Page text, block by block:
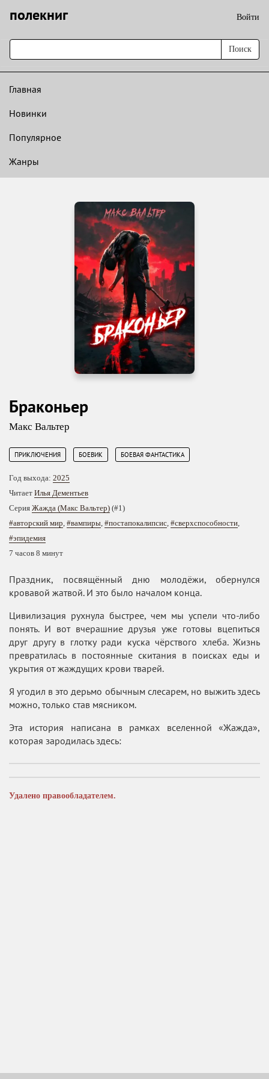
полекниг Войти
Поиск
Главная
Новинки
Популярное
Жанры
Браконьер
Макс Вальтер
ПРИКЛЮЧЕНИЯ БОЕВИК БОЕВАЯ ФАНТАСТИКА
Год выхода: 2025
Читает Илья Дементьев
Серия Жажда (Макс Вальтер) (#1)
#авторский мир, #вампиры, #постапокалипсис, #сверхспособности,
#эпидемия
7 часов 8 минут
Праздник, посвящённый дню молодёжи, обернулся
кровавой жатвой. И это было началом конца.
Цивилизация рухнула быстрее, чем мы успели что-либо
понять. И вот вчерашние друзья уже готовы вцепиться
друг другу в глотку ради куска чёрствого хлеба. Жизнь
превратилась в постоянные скитания в поисках еды и
укрытия от жаждущих крови тварей.
Я угодил в это дерьмо обычным слесарем, но выжить здесь
можно, только став мясником.
Эта история написана в рамках вселенной «Жажда»,
которая зародилась здесь:
Удалено правообладателем.